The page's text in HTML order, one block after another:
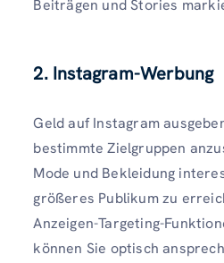
Beiträgen und Stories
2. Instagram-Werbung
Geld auf Instagram
bestimmte Zielgruppen
Mode und Bekleidung
größeres Publikum zu
Anzeigen-Targeting-
können Sie optisch